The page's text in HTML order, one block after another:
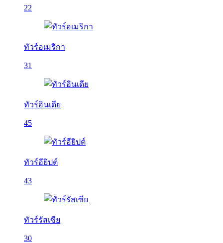
22
ทัวร์อเมริกา
31
ทัวร์อินเดีย
45
ทัวร์อียิปต์
43
ทัวร์รัสเซีย
30